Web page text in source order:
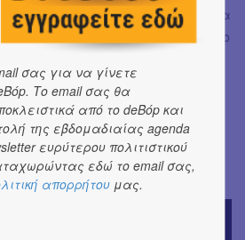
Το μαγικό μάλιστα είναι πως τα
δίχως να υπάρχει φυσική επαφή, ο
ο Πέτρος Βεντουρής, δεν έχει
μέσα από μηνύματα.
την ίδια στιγμή όλο αυτό
κύλησε η προσπάθειά μας σε
σας για να γίνετε
Το email σας θα
από το deBόp και
της εβδομαδιαίας agenda
ευρύτερου πολιτιστικού
εδώ το email σας,
απορρήτου μας.